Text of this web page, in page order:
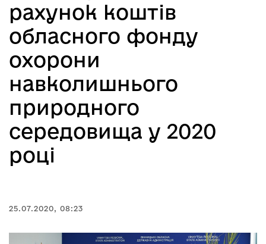
рахунок коштів
обласного фонду
охорони
навколишнього
природного
середовища у 2020
році
25.07.2020, 08:23